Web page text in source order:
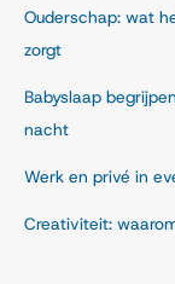
Ouderschap: wat
zorgt
Babyslaap
nacht
Werk en privé in
Creativiteit: